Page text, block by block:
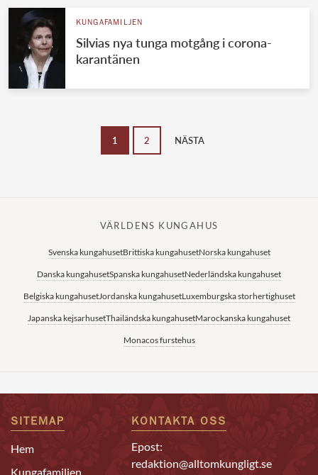
KUNGAFAMILJEN
Silvias nya tunga motgång i corona-
karantänen
1 2 NÄSTA
VÄRLDENS KUNGAHUS
Svenska kungahusetBrittiska kungahusetNorska kungahuset
Danska kungahusetSpanska kungahusetNederländska kungahuset
Belgiska kungahusetJordanska kungahusetLuxemburgska storhertighuset
Japanska kejsarhusetThailändska kungahusetMarockanska kungahuset
Monacos furstehus
SITEMAP
Hem
Kungafamiljen
KONTAKTA OSS
Epost:
redaktion@alltomkungligt.se